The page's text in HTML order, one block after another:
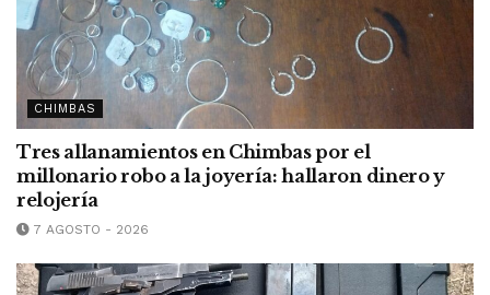
CHIMBAS
Tres allanamientos en Chimbas por el
millonario robo a la joyería: hallaron dinero y
relojería
7 AGOSTO - 2026